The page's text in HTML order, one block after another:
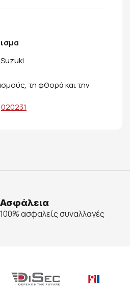
τη φθορά και την
020231
Ασφάλεια
100% ασφαλείς συναλλαγές